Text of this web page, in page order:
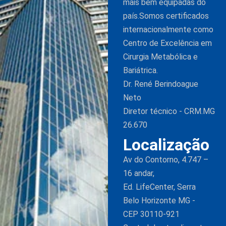
mais bem equipadas do
país.Somos certificados
internacionalmente como
Centro de Excelência em
Cirurgia Metabólica e
Bariátrica.
Dr. René Berindoague
Neto
Diretor técnico - CRM.MG
26.670
Localização
Av do Contorno, 4.747 –
16 andar,
Ed. LifeCenter, Serra
Belo Horizonte MG -
CEP 30110-921